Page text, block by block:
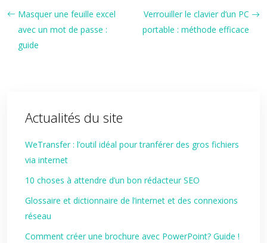
Masquer une feuille excel
avec un mot de passe :
guide
Verrouiller le clavier d’un PC
portable : méthode efficace
Actualités du site
WeTransfer : l’outil idéal pour tranférer des gros fichiers
via internet
10 choses à attendre d’un bon rédacteur SEO
Glossaire et dictionnaire de l’internet et des connexions
réseau
Comment créer une brochure avec PowerPoint? Guide !